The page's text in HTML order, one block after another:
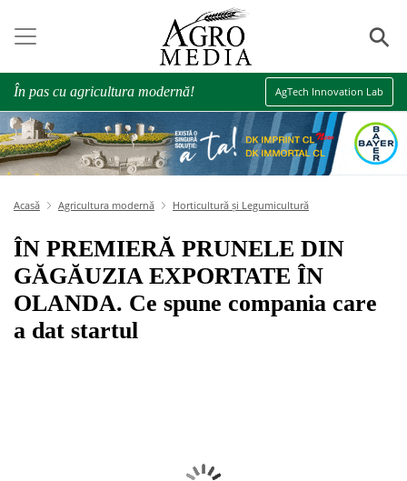
⚲
În pas cu agricultura modernă! AgTech Innovation Lab
Acasă Agricultura modernă Horticultură și Legumicultură
ÎN PREMIERĂ PRUNELE DIN
GĂGĂUZIA EXPORTATE ÎN
OLANDA. Ce spune compania care
a dat startul